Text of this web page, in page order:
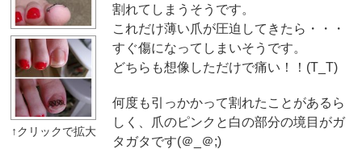
割れてしまうそうです。
これだけ薄い爪が圧迫してきたら・・・
すぐ傷になってしまいそうです。
どちらも想像しただけで痛い！！(T_T)
何度も引っかかって割れたことがあるら
しく、爪のピンクと白の部分の境目がガ
タガタです(＠_＠;)